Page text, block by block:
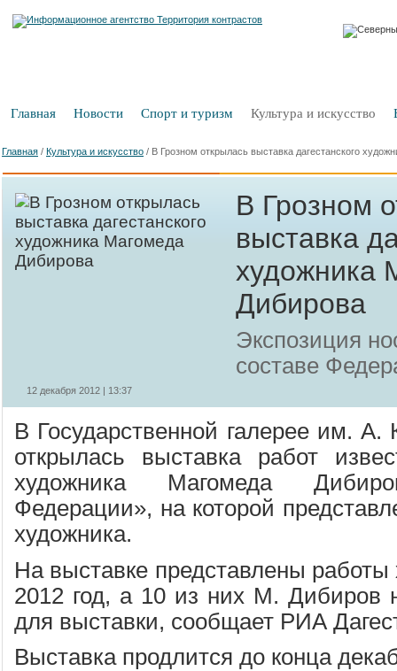
Главная Новости Спорт и туризм Культура и искусство
Главная / Культура и искусство / В Грозном открылась выставка дагестанского
В Грозном
выставка
художника
Дибирова
Экспозиция
составе
12 декабря 2012 | 13:37
В Государственной галерее им.
открылась выставка работ
художника Магомеда
Федерации», на которой
художника.
На выставке представлены работы
2012 год, а 10 из них М. Дибиров
для выставки, сообщает РИА
Выставка продлится до конца